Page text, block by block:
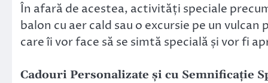
În afară de acestea, activități speciale
balon cu aer cald sau o excursie pe un
care îi vor face să se simtă specială și vor fi
Cadouri Personalizate și cu Semnificație